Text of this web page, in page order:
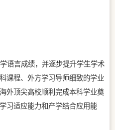
语言成绩，并逐步提升学生学术
课程、外方学习导师细致的学业
外顶尖高校顺利完成本科学业奠
习适应能力和产学结合应用能